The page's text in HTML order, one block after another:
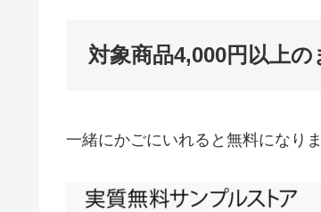
対象商品4,000円以上
一緒にかごにいれると無料になりま